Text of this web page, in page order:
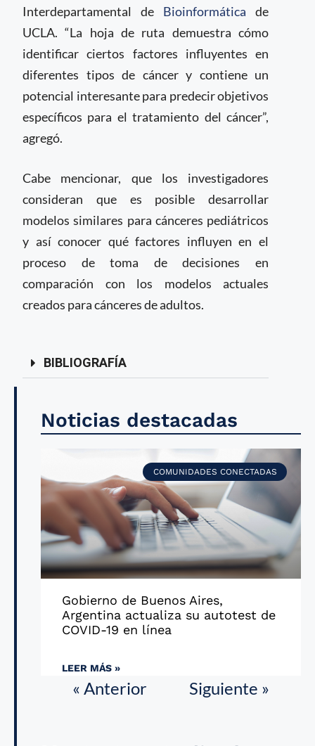
Interdepartamental de Bioinformática de
UCLA. “La hoja de ruta demuestra cómo
identificar ciertos factores influyentes en
diferentes tipos de cáncer y contiene un
potencial interesante para predecir objetivos
específicos para el tratamiento del cáncer”,
agregó.
Cabe mencionar, que los investigadores
consideran que es posible desarrollar
modelos similares para cánceres pediátricos
y así conocer qué factores influyen en el
proceso de toma de decisiones en
comparación con los modelos actuales
creados para cánceres de adultos.
BIBLIOGRAFÍA
Noticias destacadas
COMUNIDADES CONECTADAS
Gobierno de Buenos Aires,
Argentina actualiza su autotest de
COVID-19 en línea
LEER MÁS »
« Anterior Siguiente »